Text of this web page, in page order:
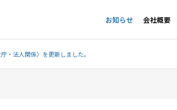
お知らせ 会社概要
・法人関係）を更新しました。